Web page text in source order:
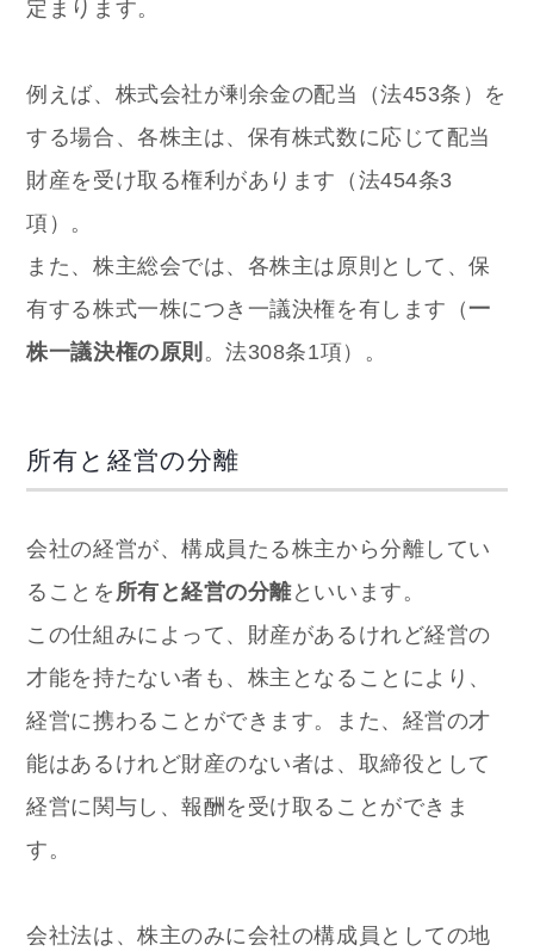
定まります。
例えば、株式会社が剰余金の配当（法453条）を
する場合、各株主は、保有株式数に応じて配当
財産を受け取る権利があります（法454条3
項）。
また、株主総会では、各株主は原則として、保
有する株式一株につき一議決権を有します（一
株一議決権の原則 。法308条1項）。
所有と経営の分離
会社の経営が、構成員たる株主から分離してい
ることを 所有と経営の分離といいます。
この仕組みによって、財産があるけれど経営の
才能を持たない者も、株主となることにより、
経営に携わることができます。また、経営の才
能はあるけれど財産のない者は、取締役として
経営に関与し、報酬を受け取ることができま
す。
会社法は、株主のみに会社の構成員としての地